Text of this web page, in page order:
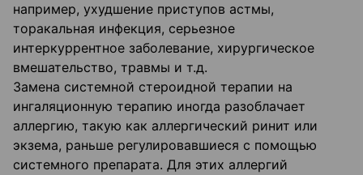
например, ухудшение приступов астмы,
торакальная инфекция, серьезное
интеркуррентное заболевание, хирургическое
вмешательство, травмы и т.д.
Замена системной стероидной терапии на
ингаляционную терапию иногда разоблачает
аллергию, такую как аллергический ринит или
экзема, раньше регулировавшиеся с помощью
системного препарата. Для этих аллергий